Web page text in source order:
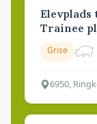
Trainee
Grise
6950,